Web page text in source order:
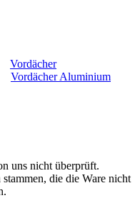
Vordächer
Vordächer Aluminium
uns nicht überprüft.
die die Ware nicht